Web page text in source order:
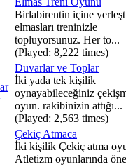
Birlabirentin içine
elmasları treninizle
topluyorsunuz. Her to...
(Played: 8,222 times)
Duvarlar ve Toplar
İki yada tek kişilik
oynayabileceğiniz
oyun. rakibinizin attığı...
(Played: 2,563 times)
Çekiç Atmaca
İki kişilik Çekiç atma
Atletizm oyunlarında